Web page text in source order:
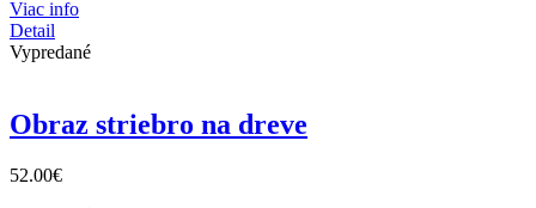
Viac info
Detail
Vypredané
Obraz striebro na dreve
52.00€